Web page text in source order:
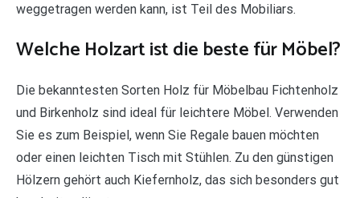
weggetragen werden kann, ist Teil des Mobiliars.
Welche Holzart ist die beste für Möbel?
Die bekanntesten Sorten Holz für Möbelbau Fichtenholz
und Birkenholz sind ideal für leichtere Möbel. Verwenden
Sie es zum Beispiel, wenn Sie Regale bauen möchten
oder einen leichten Tisch mit Stühlen. Zu den günstigen
Hölzern gehört auch Kiefernholz, das sich besonders gut